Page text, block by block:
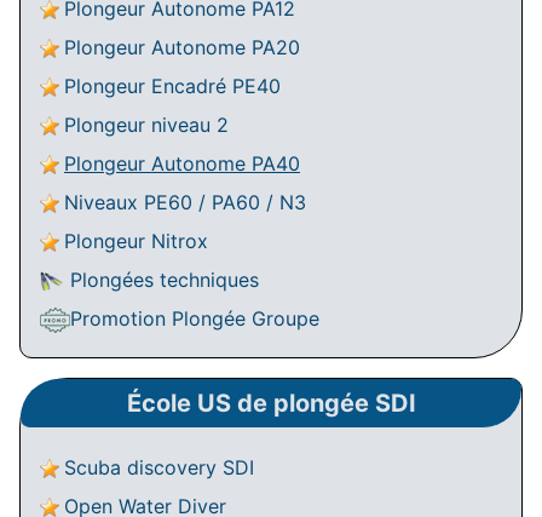
Plongeur Autonome PA12
Plongeur Autonome PA20
Plongeur Encadré PE40
Plongeur niveau 2
Plongeur Autonome PA40
Niveaux PE60 / PA60 / N3
Plongeur Nitrox
Plongées techniques
Promotion Plongée Groupe
École US de plongée SDI
Scuba discovery SDI
Open Water Diver